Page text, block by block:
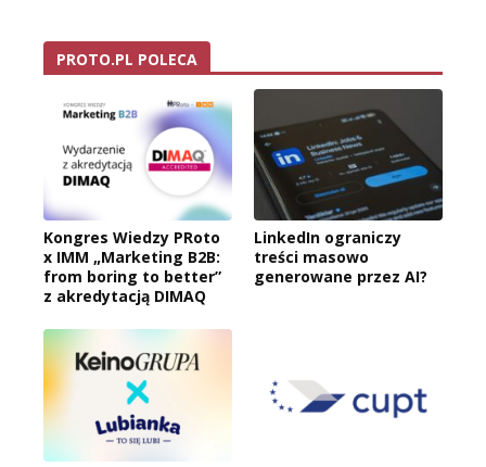
PROTO.PL POLECA
Kongres Wiedzy PRoto
x IMM „Marketing B2B:
from boring to better”
z akredytacją DIMAQ
LinkedIn ograniczy
treści masowo
generowane przez AI?